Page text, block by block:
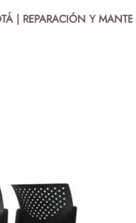
REPARACIÓN Y